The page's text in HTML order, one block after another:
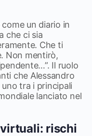
un diario in
che ci sia
Che ti
Non mentirò,
Il ruolo
che Alessandro
tra i principali
lanciato nel
rischi